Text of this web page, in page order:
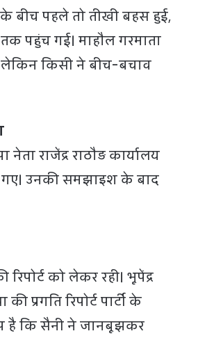
के बीच पहले तो तीखी बहस हुई,
पहुंच गई। माहौल गरमाता
किसी ने बीच-बचाव
नेता राजेंद्र राठौड़ कार्यालय
उनकी समझाइश के बाद
को लेकर रही। भूपेंद्र
प्रगति रिपोर्ट पार्टी के
है कि सैनी ने जानबूझकर